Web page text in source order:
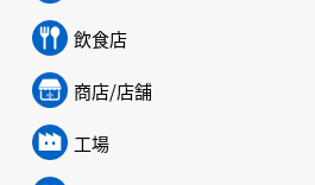
飲食店
商店/店舗
工場